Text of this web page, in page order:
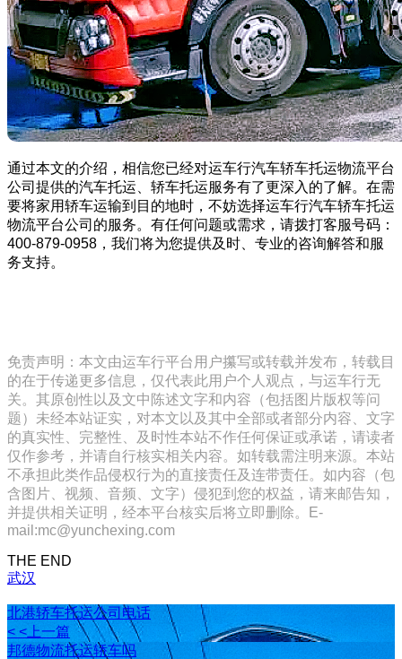
通过本文的介绍，相信您已经对运车行汽车轿车托运物流平台
公司提供的汽车托运、轿车托运服务有了更深入的了解。在需
要将家用轿车运输到目的地时，不妨选择运车行汽车轿车托运
物流平台公司的服务。有任何问题或需求，请拨打客服号码：
400-879-0958，我们将为您提供及时、专业的咨询解答和服
务支持。
免责声明：本文由运车行平台用户攥写或转载并发布，转载目
的在于传递更多信息，仅代表此用户个人观点，与运车行无
关。其原创性以及文中陈述文字和内容（包括图片版权等问
题）未经本站证实，对本文以及其中全部或者部分内容、文字
的真实性、完整性、及时性本站不作任何保证或承诺，请读者
仅作参考，并请自行核实相关内容。如转载需注明来源。本站
不承担此类作品侵权行为的直接责任及连带责任。如内容（包
含图片、视频、音频、文字）侵犯到您的权益，请来邮告知，
并提供相关证明，经本平台核实后将立即删除。E-
mail:mc@yunchexing.com
THE END
武汉
北港轿车托运公司电话
< <上一篇
邦德物流托运轿车吗